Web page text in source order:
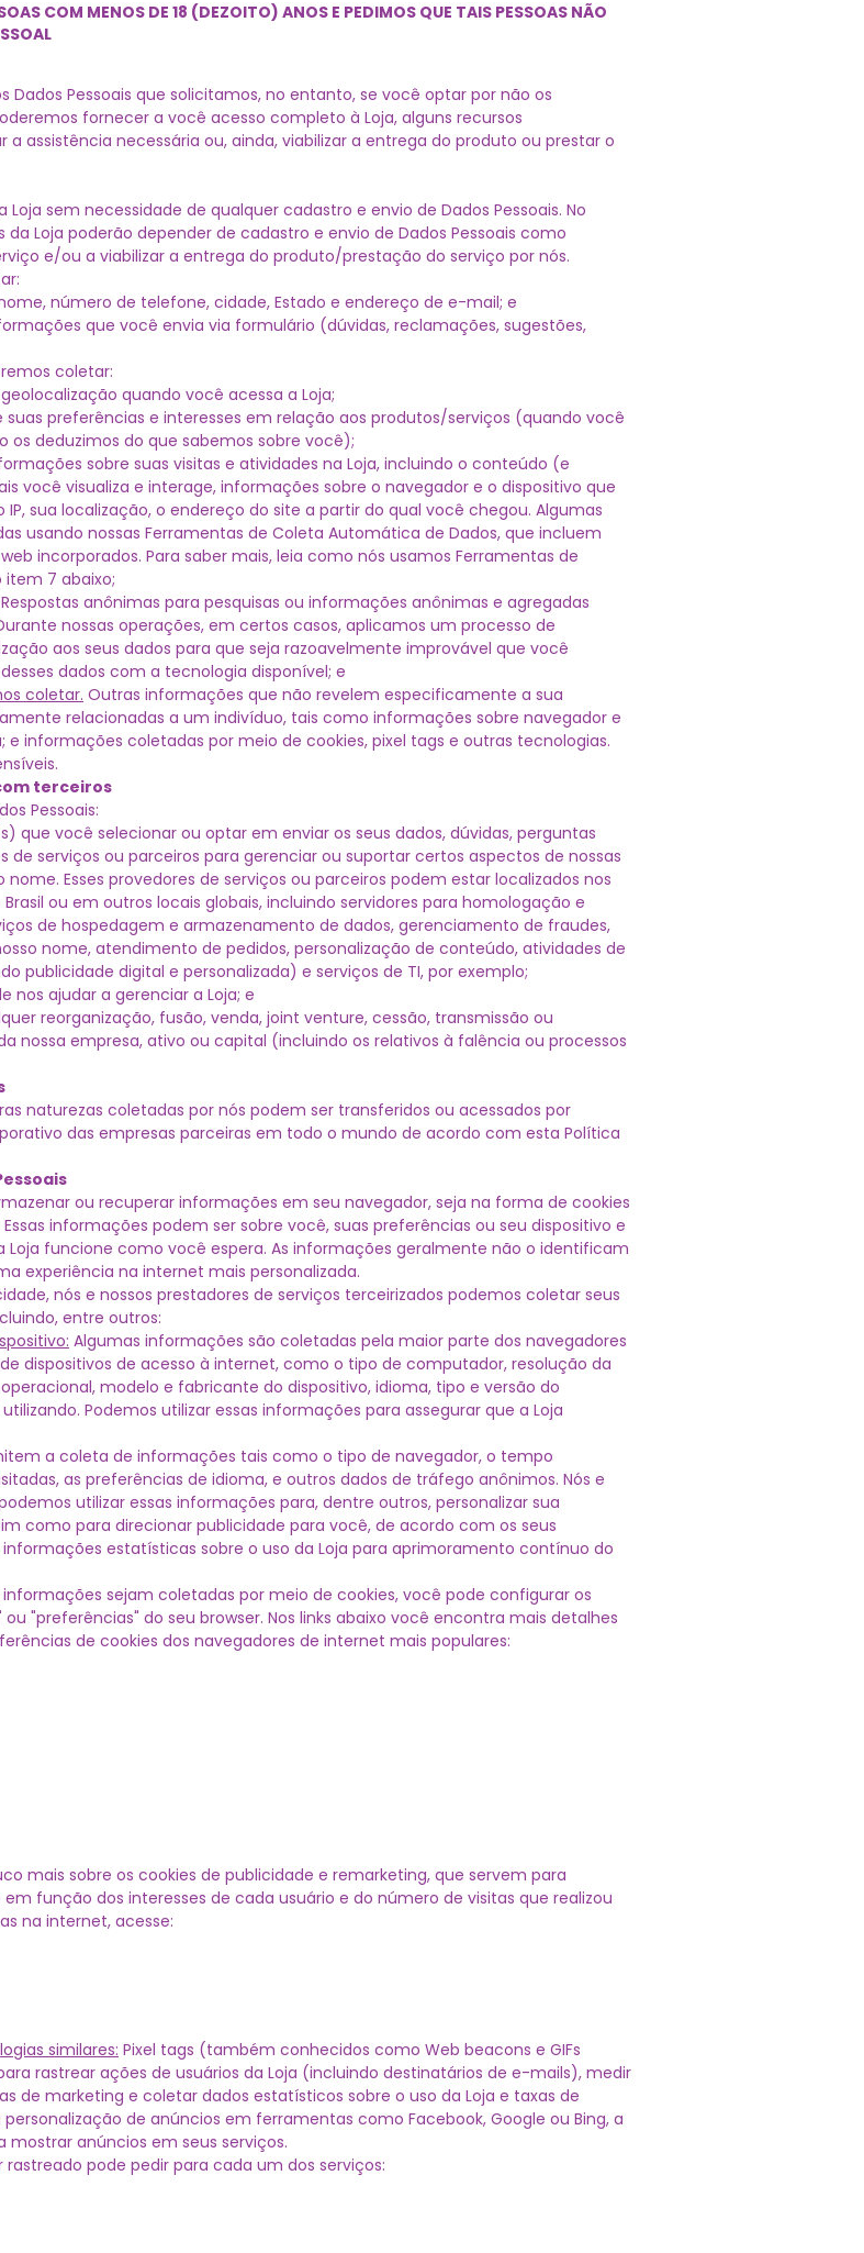
COM MENOS DE 18 (DEZOITO) ANOS E PEDIMOS QUE TAIS PESSOAS NÃO
Dados Pessoais que solicitamos, no entanto, se você optar por não os
fornecer a você acesso completo à Loja, alguns recursos
a assistência necessária ou, ainda, viabilizar a entrega do produto ou prestar o
sem necessidade de qualquer cadastro e envio de Dados Pessoais. No
Loja poderão depender de cadastro e envio de Dados Pessoais como
e/ou a viabilizar a entrega do produto/prestação do serviço por nós.
número de telefone, cidade, Estado e endereço de e-mail; e
que você envia via formulário (dúvidas, reclamações, sugestões,
coletar:
quando você acessa a Loja;
suas preferências e interesses em relação aos produtos/serviços (quando você
os deduzimos do que sabemos sobre você);
sobre suas visitas e atividades na Loja, incluindo o conteúdo (e
você visualiza e interage, informações sobre o navegador e o dispositivo que
sua localização, o endereço do site a partir do qual você chegou. Algumas
usando nossas Ferramentas de Coleta Automática de Dados, que incluem
incorporados. Para saber mais, leia como nós usamos Ferramentas de
7 abaixo;
Respostas anônimas para pesquisas ou informações anônimas e agregadas
nossas operações, em certos casos, aplicamos um processo de
aos seus dados para que seja razoavelmente improvável que você
dados com a tecnologia disponível; e
coletar. Outras informações que não revelem especificamente a sua
relacionadas a um indivíduo, tais como informações sobre navegador e
e informações coletadas por meio de cookies, pixel tags e outras tecnologias.
terceiros
Pessoais:
que você selecionar ou optar em enviar os seus dados, dúvidas, perguntas
serviços ou parceiros para gerenciar ou suportar certos aspectos de nossas
Esses provedores de serviços ou parceiros podem estar localizados nos
Brasil ou em outros locais globais, incluindo servidores para homologação e
de hospedagem e armazenamento de dados, gerenciamento de fraudes,
nome, atendimento de pedidos, personalização de conteúdo, atividades de
publicidade digital e personalizada) e serviços de TI, por exemplo;
nos ajudar a gerenciar a Loja; e
reorganização, fusão, venda, joint venture, cessão, transmissão ou
nossa empresa, ativo ou capital (incluindo os relativos à falência ou processos
naturezas coletadas por nós podem ser transferidos ou acessados por
das empresas parceiras em todo o mundo de acordo com esta Política
ou recuperar informações em seu navegador, seja na forma de cookies
informações podem ser sobre você, suas preferências ou seu dispositivo e
Loja funcione como você espera. As informações geralmente não o identificam
experiência na internet mais personalizada.
nós e nossos prestadores de serviços terceirizados podemos coletar seus
entre outros:
Algumas informações são coletadas pela maior parte dos navegadores
dispositivos de acesso à internet, como o tipo de computador, resolução da
modelo e fabricante do dispositivo, idioma, tipo e versão do
Podemos utilizar essas informações para assegurar que a Loja
a coleta de informações tais como o tipo de navegador, o tempo
as preferências de idioma, e outros dados de tráfego anônimos. Nós e
utilizar essas informações para, dentre outros, personalizar sua
como para direcionar publicidade para você, de acordo com os seus
estatísticas sobre o uso da Loja para aprimoramento contínuo do
sejam coletadas por meio de cookies, você pode configurar os
"preferências" do seu browser. Nos links abaixo você encontra mais detalhes
de cookies dos navegadores de internet mais populares:
mais sobre os cookies de publicidade e remarketing, que servem para
função dos interesses de cada usuário e do número de visitas que realizou
na internet, acesse:
similares: Pixel tags (também conhecidos como Web beacons e GIFs
rastrear ações de usuários da Loja (incluindo destinatários de e-mails), medir
de marketing e coletar dados estatísticos sobre o uso da Loja e taxas de
de anúncios em ferramentas como Facebook, Google ou Bing, a
anúncios em seus serviços.
pode pedir para cada um dos serviços: